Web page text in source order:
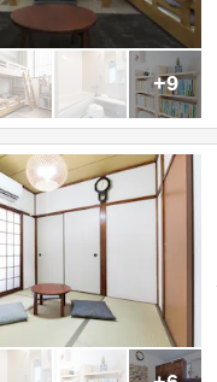
+9